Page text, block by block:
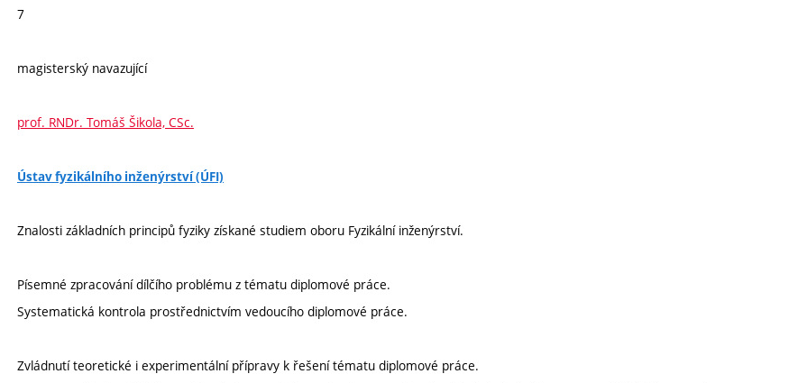
7
magisterský navazující
prof. RNDr. Tomáš Šikola, CSc.
Ústav fyzikálního inženýrství (ÚFI)
Znalosti základních principů fyziky získané studiem oboru Fyzikální inženýrství.
Písemné zpracování dílčího problému z tématu diplomové práce.
Systematická kontrola prostřednictvím vedoucího diplomové práce.
Zvládnutí teoretické i experimentální přípravy k řešení tématu diplomové práce.